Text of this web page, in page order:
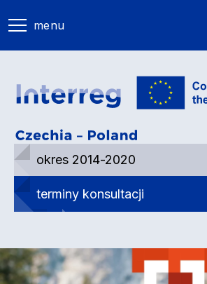
menu
okres 2014-2020
terminy konsultacji